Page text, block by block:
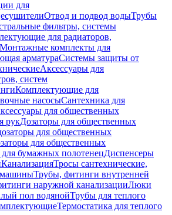
для
Отвод и подвод водыТрубы
фильтры, системы
для радиаторов,
Монтажные комплекты для
арматураСистемы защиты от
Аксессуары для
систем
Комплектующие для
насосыСантехника для
для общественных
рукДозаторы для общественных
для общественных
для общественных
бумажных полотенецДиспенсеры
КанализацияТросы сантехнические,
Трубы, фитинги внутренней
наружной канализацииЛюки
пол водянойТрубы для теплого
Термостатика для теплого